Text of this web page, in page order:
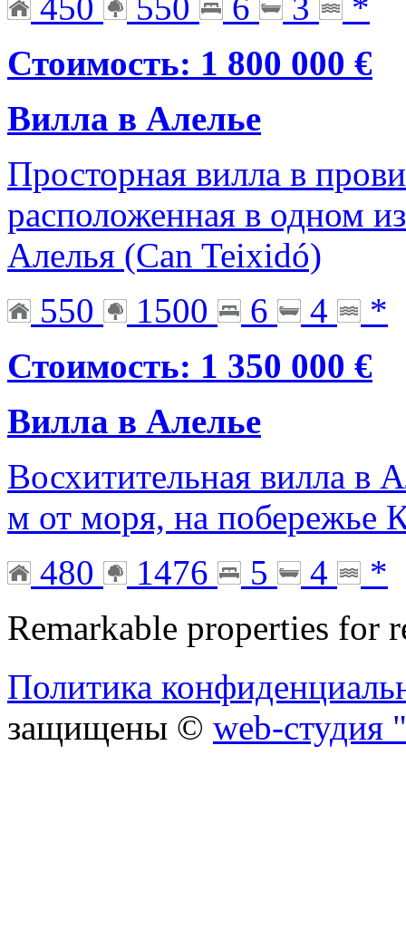
Стоимость: 1 800 000 €
Вилла в Алелье
Просторная вилла в
расположенная в одном
Алелья (Can Teixidó)
550
1500 6 4
*
Стоимость: 1 350 000 €
Вилла в Алелье
Восхитительная вилла в
м от моря, на побережье
480
1476 5 4
*
Remarkable properties for
Политика
защищены © web-студия